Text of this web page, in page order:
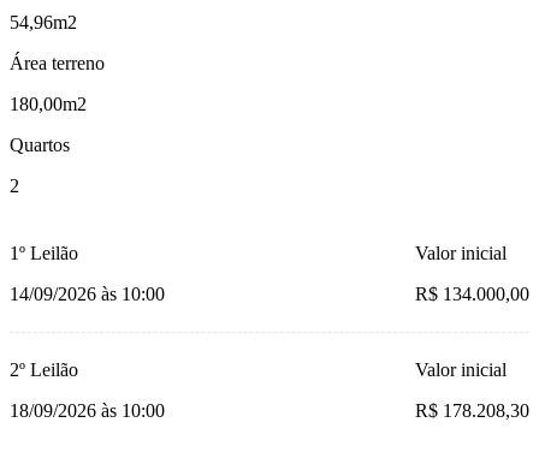
54,96m2
Área terreno
180,00m2
Quartos
2
1º Leilão
14/09/2026 às 10:00
Valor inicial
R$ 134.000,00
2º Leilão
18/09/2026 às 10:00
Valor inicial
R$ 178.208,30